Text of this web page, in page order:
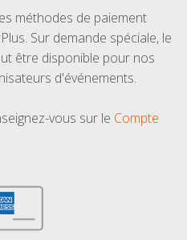
méthodes de paiement
Sur demande spéciale, le
être disponible pour nos
d'événements.
vous sur le Compte